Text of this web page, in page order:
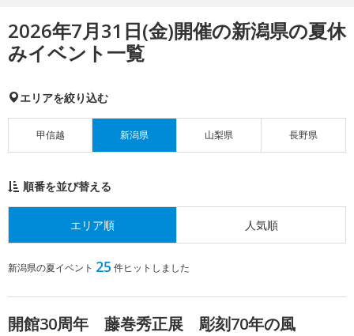
2026年7月31日(金)開催の新潟県の夏休
みイベント一覧
エリアを絞り込む
甲信越 新潟県 山梨県 長野県
順番を並び替える
エリア順 人気順
新潟県の夏イベント 25 件ヒットしました
開館30周年 藤巻秀正展 彫刻70年の風